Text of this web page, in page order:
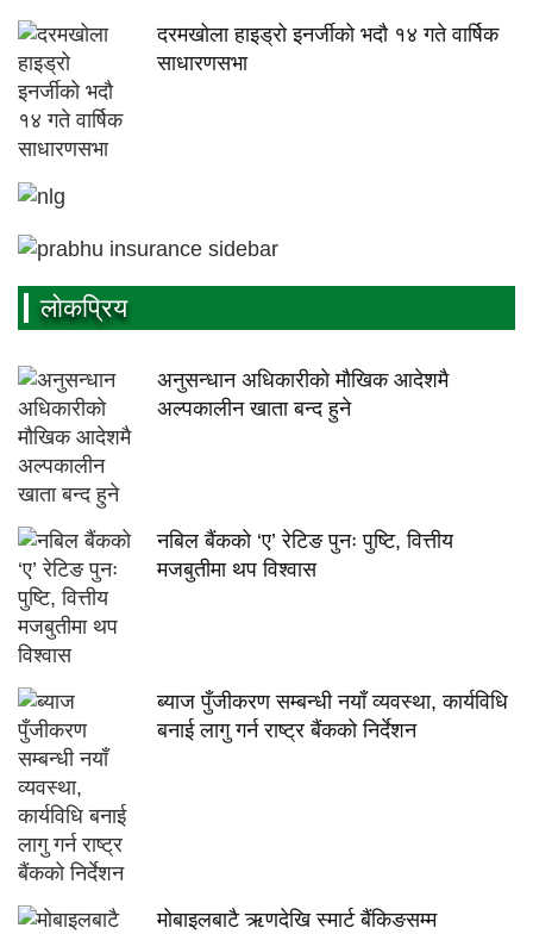
दरमखोला हाइड्रो इनर्जीको भदौ १४ गते वार्षिक
साधारणसभा
लाेकप्रिय
अनुसन्धान अधिकारीकाे माैखिक आदेशमै
अल्पकालीन खाता बन्द हुने
नबिल बैंकको ‘ए’ रेटिङ पुनः पुष्टि, वित्तीय
मजबुतीमा थप विश्वास
ब्याज पुँजीकरण सम्बन्धी नयाँ व्यवस्था, कार्यविधि
बनाई लागु गर्न राष्ट्र बैंकको निर्देशन
मोबाइलबाटै ऋणदेखि स्मार्ट बैंकिङसम्म